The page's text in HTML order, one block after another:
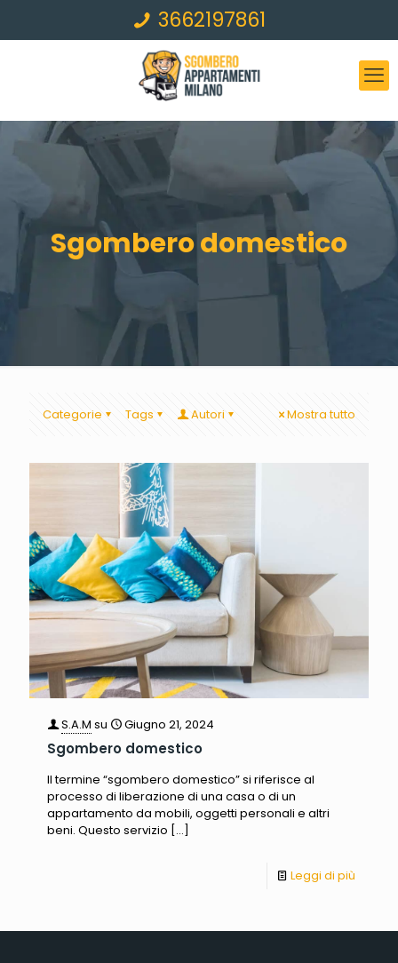
3662197861
Sgombero domestico
Categorie Tags Autori Mostra tutto
S.A.M su Giugno 21, 2024
Sgombero domestico
Il termine “sgombero domestico” si riferisce al
processo di liberazione di una casa o di un
appartamento da mobili, oggetti personali e altri
beni. Questo servizio […]
Leggi di più